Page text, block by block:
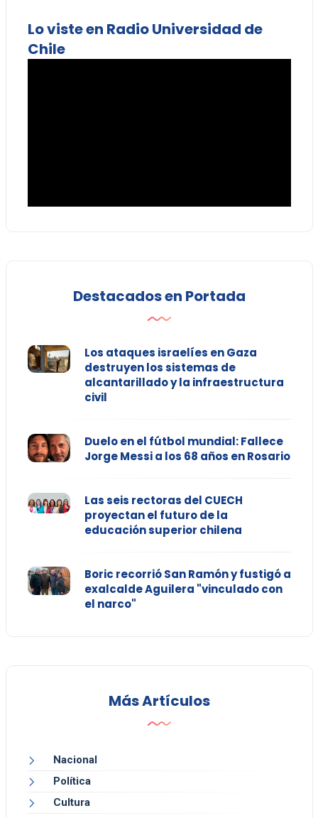
Lo viste en Radio Universidad de
Chile
Destacados en Portada
Los ataques israelíes en Gaza
destruyen los sistemas de
alcantarillado y la infraestructura
civil
Duelo en el fútbol mundial: Fallece
Jorge Messi a los 68 años en Rosario
Las seis rectoras del CUECH
proyectan el futuro de la
educación superior chilena
Boric recorrió San Ramón y fustigó a
exalcalde Aguilera "vinculado con
el narco"
Más Artículos
Nacional
Política
Cultura